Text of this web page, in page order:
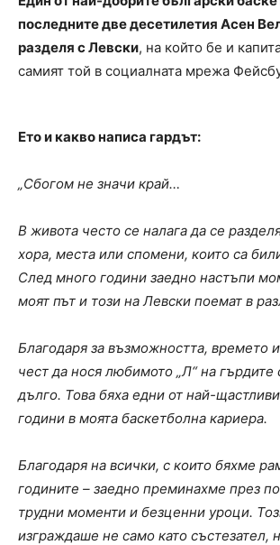
последните две десетилетия Асен
разделя с Левски, на който бе и
самият той в социалната мрежа
Ето и какво написа гардът:
„Сбогом не значи край…
В живота често се налага да се
хора, места или спомени, които са
След много години заедно настъпи
моят път и този на Левски поемат в
Благодаря за възможността, времето
чест да нося любимото „Л“ на гърдите
дълго. Това бяха едни от най-
години в моята баскетболна кариера.
Благодаря на всички, с които бяхме
годините – заедно преминахме през
трудни моменти и безценни уроци.
изграждаше не само като състезател,